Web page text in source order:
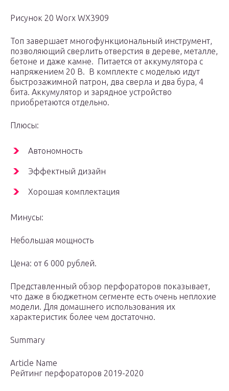
Рисунок 20 Worx WX3909
Топ завершает многофункциональный инструмент,
позволяющий сверлить отверстия в дереве, металле,
бетоне и даже камне. Питается от аккумулятора с
напряжением 20 В. В комплекте с моделью идут
быстрозажимной патрон, два сверла и два бура, 4
бита. Аккумулятор и зарядное устройство
приобретаются отдельно.
Плюсы:
Автономность
Эффектный дизайн
Хорошая комплектация
Минусы:
Небольшая мощность
Цена: от 6 000 рублей.
Представленный обзор перфораторов показывает,
что даже в бюджетном сегменте есть очень неплохие
модели. Для домашнего использования их
характеристик более чем достаточно.
Summary
Article Name
Рейтинг перфораторов 2019-2020